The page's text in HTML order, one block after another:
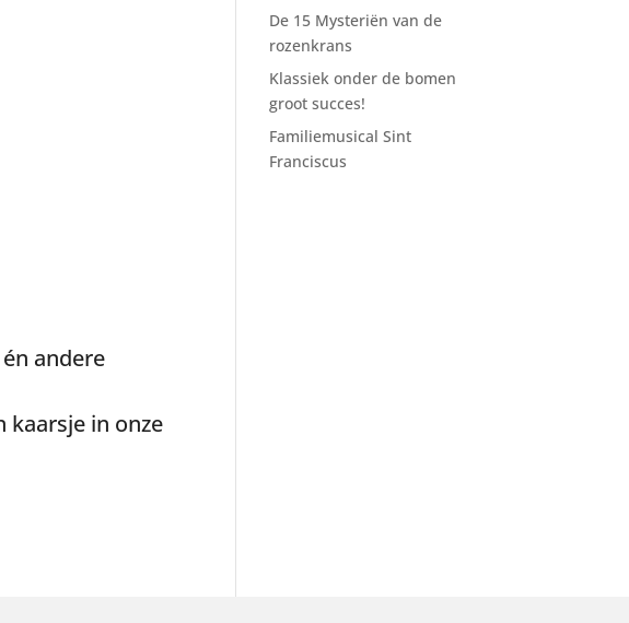
andere
kaarsje in onze
De 15 Mysteriën van de
rozenkrans
Klassiek onder de bomen
groot succes!
Familiemusical Sint
Franciscus